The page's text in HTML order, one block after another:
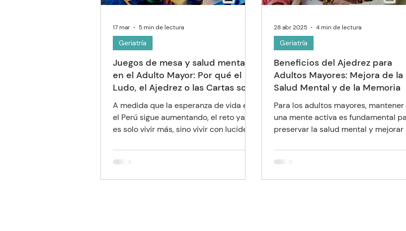
Juegos de mesa y salud mental
en el Adulto Mayor: Por qué el
Ludo, el Ajedrez o las Cartas son
gimnasia cerebral
A medida que la esperanza de vida en
el Perú sigue aumentando, el reto ya no
es solo vivir más, sino vivir con lucidez.
enfermedades neurodegenerativas
como el Alzheimer representan una de
las mayores preocupaciones para las
Geriatría
17 mar 5 min de lectura
Beneficios del Ajedrez para
Adultos Mayores: Mejora de la
Salud Mental y de la Memoria
Para los adultos mayores, mantener
una mente activa es fundamental
preservar la salud mental y mejorar
variedad de beneficios cognitivos y
emocionales que pueden adicionar
calidad a la vida diaria de las
Geriatría
28 abr 2025 4 min de lectura